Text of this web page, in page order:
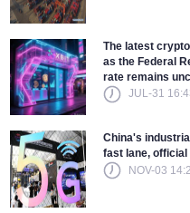
The latest
as the Federal
rate remains
JUL-31
China's
fast lane, official
NOV-03